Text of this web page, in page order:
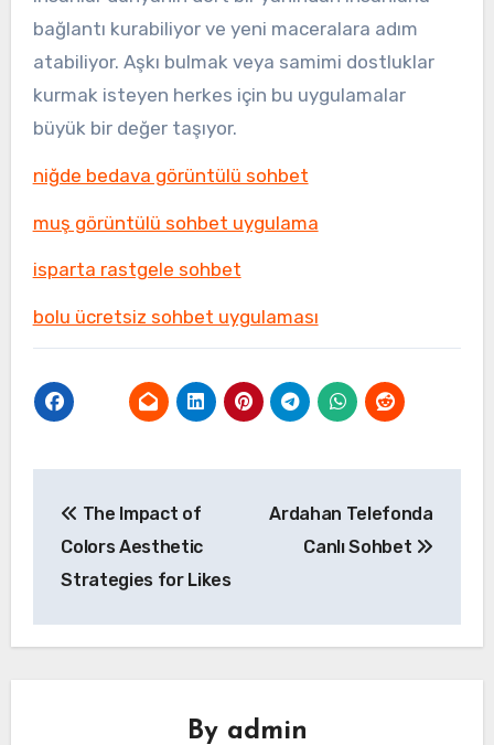
bağlantı kurabiliyor ve yeni maceralara adım
atabiliyor. Aşkı bulmak veya samimi dostluklar
kurmak isteyen herkes için bu uygulamalar
büyük bir değer taşıyor.
niğde bedava görüntülü sohbet
muş görüntülü sohbet uygulama
isparta rastgele sohbet
bolu ücretsiz sohbet uygulaması
gezinmesi
The Impact of
Colors Aesthetic
Strategies for Likes
Ardahan Telefonda
Canlı Sohbet
By admin